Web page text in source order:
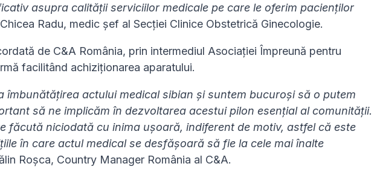
asupra calității serviciilor medicale pe care le oferim pacienților
Radu, medic șef al Secției Clinice Obstetrică Ginecologie.
de C&A România, prin intermediul Asociației Împreună pentru
facilitând achiziționarea aparatului.
îmbunătățirea actului medical sibian și suntem bucuroși să o putem
să ne implicăm în dezvoltarea acestui pilon esențial al comunității.
făcută niciodată cu inima ușoară, indiferent de motiv, astfel că este
în care actul medical se desfășoară să fie la cele mai înalte
Roșca, Country Manager România al C&A.